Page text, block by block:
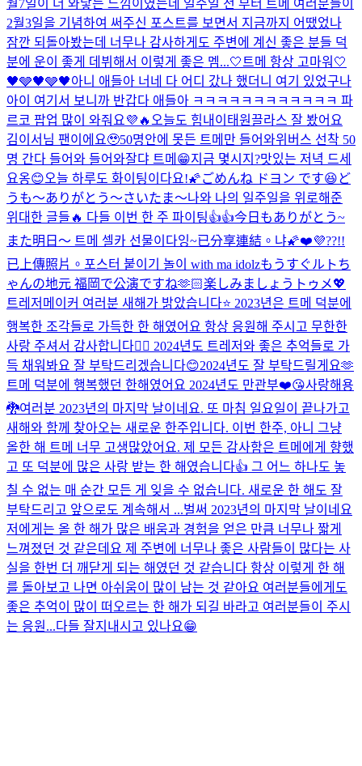
월7일이 더 와닿는 느낌이였는데 일주일 전 부터 트메 여러분들이
2월3일을 기념하여 써주신 포스트를 보면서 지금까지 어땠었나
잠깐 되돌아봤는데 너무나 감사하게도 주변에 계신 좋은 분들 덕
분에 운이 좋게 데뷔해서 이렇게 좋은 멤...🤍트메 항상 고마워🤍
🖤🩶🖤🩶🖤아니 애들아 너네 다 어디 갔나 했더니 여기 있었구나
아이 여기서 보니까 반갑다 애들아 ㅋㅋㅋㅋㅋㅋㅋㅋㅋㅋㅋㅋ 파
르코 팝업 많이 와줘요💜🔥 오늘도 힘내 이태원끌라스 잘 봤어요
김이서님 팬이에요🥹50명안에 못든 트메만 들어와위버스 선착 50
명 간다 들어와 들어와잘댜 트메😁지금 몇시지?맛있는 저녁 드세
요옹😊오늘 하루도 화이팅이다요!🌠ごめんね ドヨン です😆ど
うも〜ありがとう〜さいたま〜나와 나의 일주일을 위로해준
위대한 글들🔥 다들 이번 한 주 파이팅👍👍今日もありがとう~
また明日〜 트메 셀카 선물이다잉~已分享連結。 냐🌠❤️💜??!!
已上傳照片。 포스터 붙이기 놀이 with ma idolzもうすぐルトち
ゃんの地元 福岡で公演ですね🫶🏻楽しみましょうトゥメ💖
트레저메이커 여러분 새해가 밝았습니다⭐️ 2023년은 트메 덕분에
행복한 조각들로 가득한 한 해였어요 항상 응원해 주시고 무한한
사랑 주셔서 감사합니다🙇‍♂️ 2024년도 트레저와 좋은 추억들로 가
득 채워봐요 잘 부탁드리겠습니다😊2024년도 잘 부탁드릴게요🫶
트메 덕분에 행복했던 한해였어요 2024년도 만관부❤️😘사랑해용
🐉여러분 2023년의 마지막 날이네요. 또 마침 일요일이 끝나가고
새해와 함께 찾아오는 새로운 한주입니다. 이번 한주, 아니 그냥
올한 해 트메 너무 고생많았어요. 제 모든 감사함은 트메에게 향했
고 또 덕분에 많은 사랑 받는 한 해였습니다👍 그 어느 하나도 놓
칠 수 없는 매 순간 모든 게 잊을 수 없습니다. 새로운 한 해도 잘
부탁드리고 앞으로도 계속해서 ...벌써 2023년의 마지막 날이네요
저에게는 올 한 해가 많은 배움과 경험을 얻은 만큼 너무나 짧게
느껴졌던 것 같은데요 제 주변에 너무나 좋은 사람들이 많다는 사
실을 한번 더 깨닫게 되는 해였던 것 같습니다 항상 이렇게 한 해
를 돌아보고 나면 아쉬움이 많이 남는 것 같아요 여러분들에게도
좋은 추억이 많이 떠오르는 한 해가 되길 바라고 여러분들이 주시
는 응원...다들 잘지내시고 있나요😁